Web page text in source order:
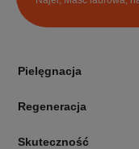
Pielęgnacja
Regeneracja
Skuteczność